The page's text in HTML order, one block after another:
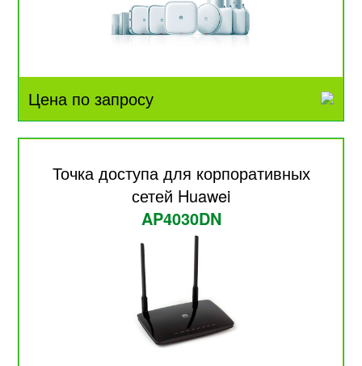
Цена по запросу
Точка доступа для корпоративных
сетей Huawei
AP4030DN